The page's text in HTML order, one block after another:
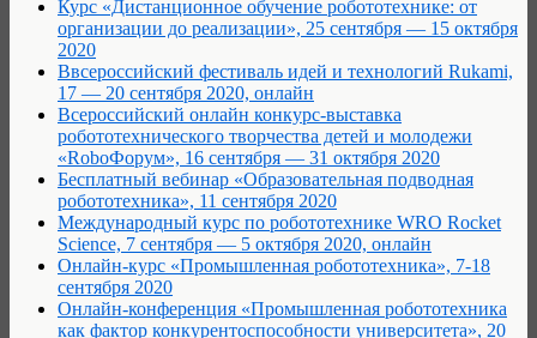
Курс «Дистанционное обучение робототехнике: от
организации до реализации», 25 сентября — 15 октября
2020
Ввсероссийский фестиваль идей и технологий Rukami,
17 — 20 сентября 2020, онлайн
Всероссийский онлайн конкурс-выставка
робототехнического творчества детей и молодежи
«RoboФорум», 16 сентября — 31 октября 2020
Бесплатный вебинар «Образовательная подводная
робототехника», 11 сентября 2020
Международный курс по робототехнике WRO Rocket
Science, 7 сентября — 5 октября 2020, онлайн
Онлайн-курс «Промышленная робототехника», 7-18
сентября 2020
Онлайн-конференция «Промышленная робототехника
как фактор конкурентоспособности университета», 20